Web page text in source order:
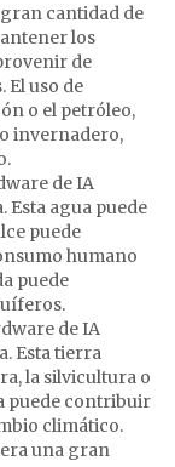
cantidad de
los
de
El uso de
o el petróleo,
invernadero,
de IA
Esta agua puede
puede
humano
puede
de IA
Esta tierra
la silvicultura o
puede contribuir
climático.
una gran